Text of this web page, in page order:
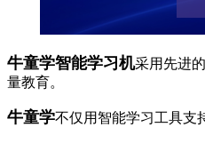
牛童学智能学习机采用先进
量教育。
牛童学不仅用智能学习工具支